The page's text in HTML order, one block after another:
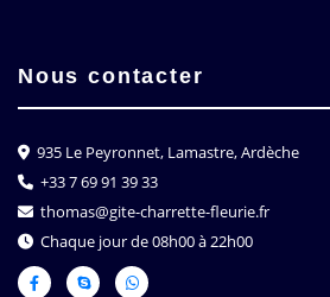
Nous contacter
935 Le Peyronnet, Lamastre, Ardèche
+33 7 69 91 39 33
thomas@gite-charrette-fleurie.fr
Chaque jour de 08h00 à 22h00